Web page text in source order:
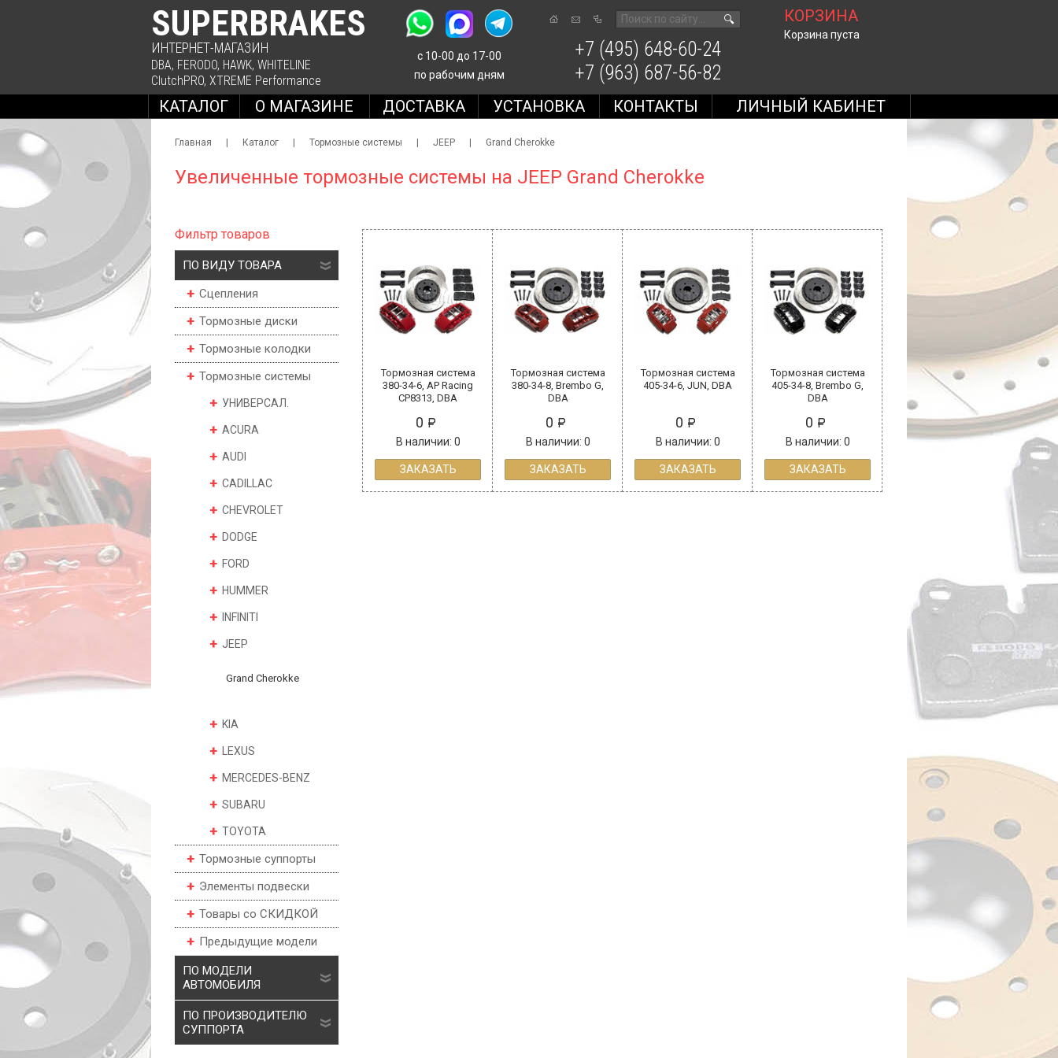
SUPERBRAKES
ИНТЕРНЕТ-МАГАЗИН
DBA, FERODO, HAWK, WHITELINE
ClutchPRO, XTREME Performance
с 10-00 до 17-00
по рабочим дням
🔍 КОРЗИНА
Корзина пуста
+7 (495) 648-60-24
+7 (963) 687-56-82
КАТАЛОГ О МАГАЗИНЕ ДОСТАВКА УСТАНОВКА КОНТАКТЫ ЛИЧНЫЙ КАБИНЕТ
Главная Каталог Тормозные системы JEEP Grand Cherokke
Увеличенные тормозные системы на JEEP Grand Cherokke
Фильтр товаров
ПО ВИДУ ТОВАРА
Сцепления
Тормозные диски
Тормозные колодки
Тормозные системы
УНИВЕРСАЛ.
ACURA
AUDI
CADILLAC
CHEVROLET
DODGE
FORD
HUMMER
INFINITI
JEEP
Grand Cherokke
KIA
LEXUS
MERCEDES-BENZ
SUBARU
TOYOTA
Тормозные суппорты
Элементы подвески
Товары со СКИДКОЙ
Предыдущие модели
ПО МОДЕЛИ
АВТОМОБИЛЯ
ПО ПРОИЗВОДИТЕЛЮ
СУППОРТА
Тормозная система
380-34-6, AP Racing
CP8313, DBA
0
В наличии: 0
ЗАКАЗАТЬ
Тормозная система
380-34-8, Brembo G,
DBA
0
В наличии: 0
ЗАКАЗАТЬ
Тормозная система
405-34-6, JUN, DBA
0
В наличии: 0
ЗАКАЗАТЬ
Тормозная система
405-34-8, Brembo G,
DBA
0
В наличии: 0
ЗАКАЗАТЬ